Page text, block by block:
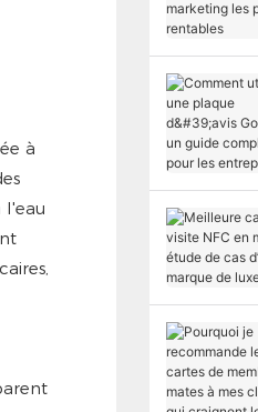
à
l'eau